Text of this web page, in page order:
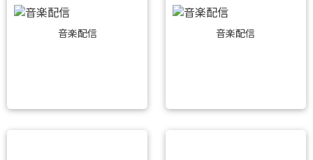
音楽配信 音楽配信